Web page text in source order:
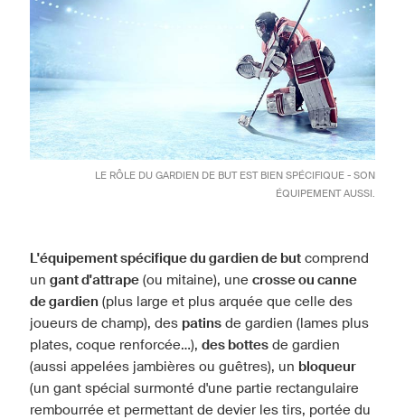
LE RÔLE DU GARDIEN DE BUT EST BIEN SPÉCIFIQUE - SON
ÉQUIPEMENT AUSSI.
L'équipement spécifique du gardien de but comprend
un gant d'attrape (ou mitaine), une crosse ou canne
de gardien (plus large et plus arquée que celle des
joueurs de champ), des patins de gardien (lames plus
plates, coque renforcée...), des bottes de gardien
(aussi appelées jambières ou guêtres), un bloqueur
(un gant spécial surmonté d'une partie rectangulaire
rembourrée et permettant de devier les tirs, portée du